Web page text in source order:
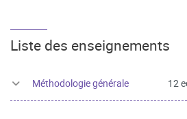
Liste des enseignements
Méthodologie générale 12